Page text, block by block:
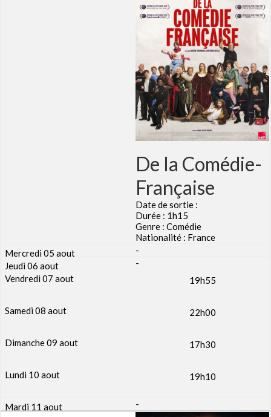
De la Comédie-
Française
Date de sortie :
Durée : 1h15
Genre : Comédie
Nationalité : France
-
-
19h55
22h00
17h30
19h10
-